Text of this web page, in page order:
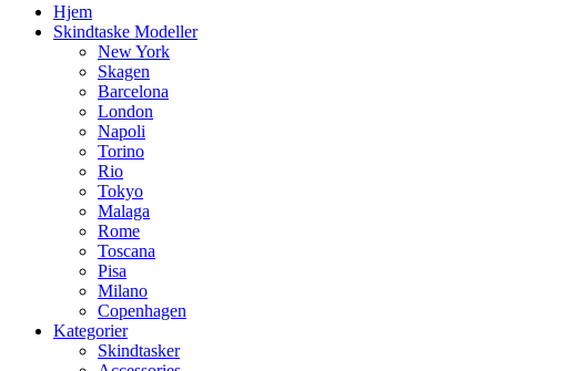
Hjem
Skindtaske Modeller
New York
Skagen
Barcelona
London
Napoli
Torino
Rio
Tokyo
Malaga
Rome
Toscana
Pisa
Milano
Copenhagen
Kategorier
Skindtasker